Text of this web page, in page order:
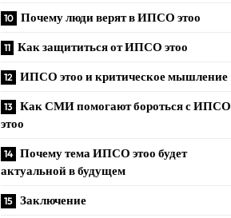
Почему люди верят в ИПСО этоо
Как защититься от ИПСО этоо
ИПСО этоо и критическое мышление
Как СМИ помогают бороться с ИПСО
этоо
Почему тема ИПСО этоо будет
актуальной в будущем
Заключение